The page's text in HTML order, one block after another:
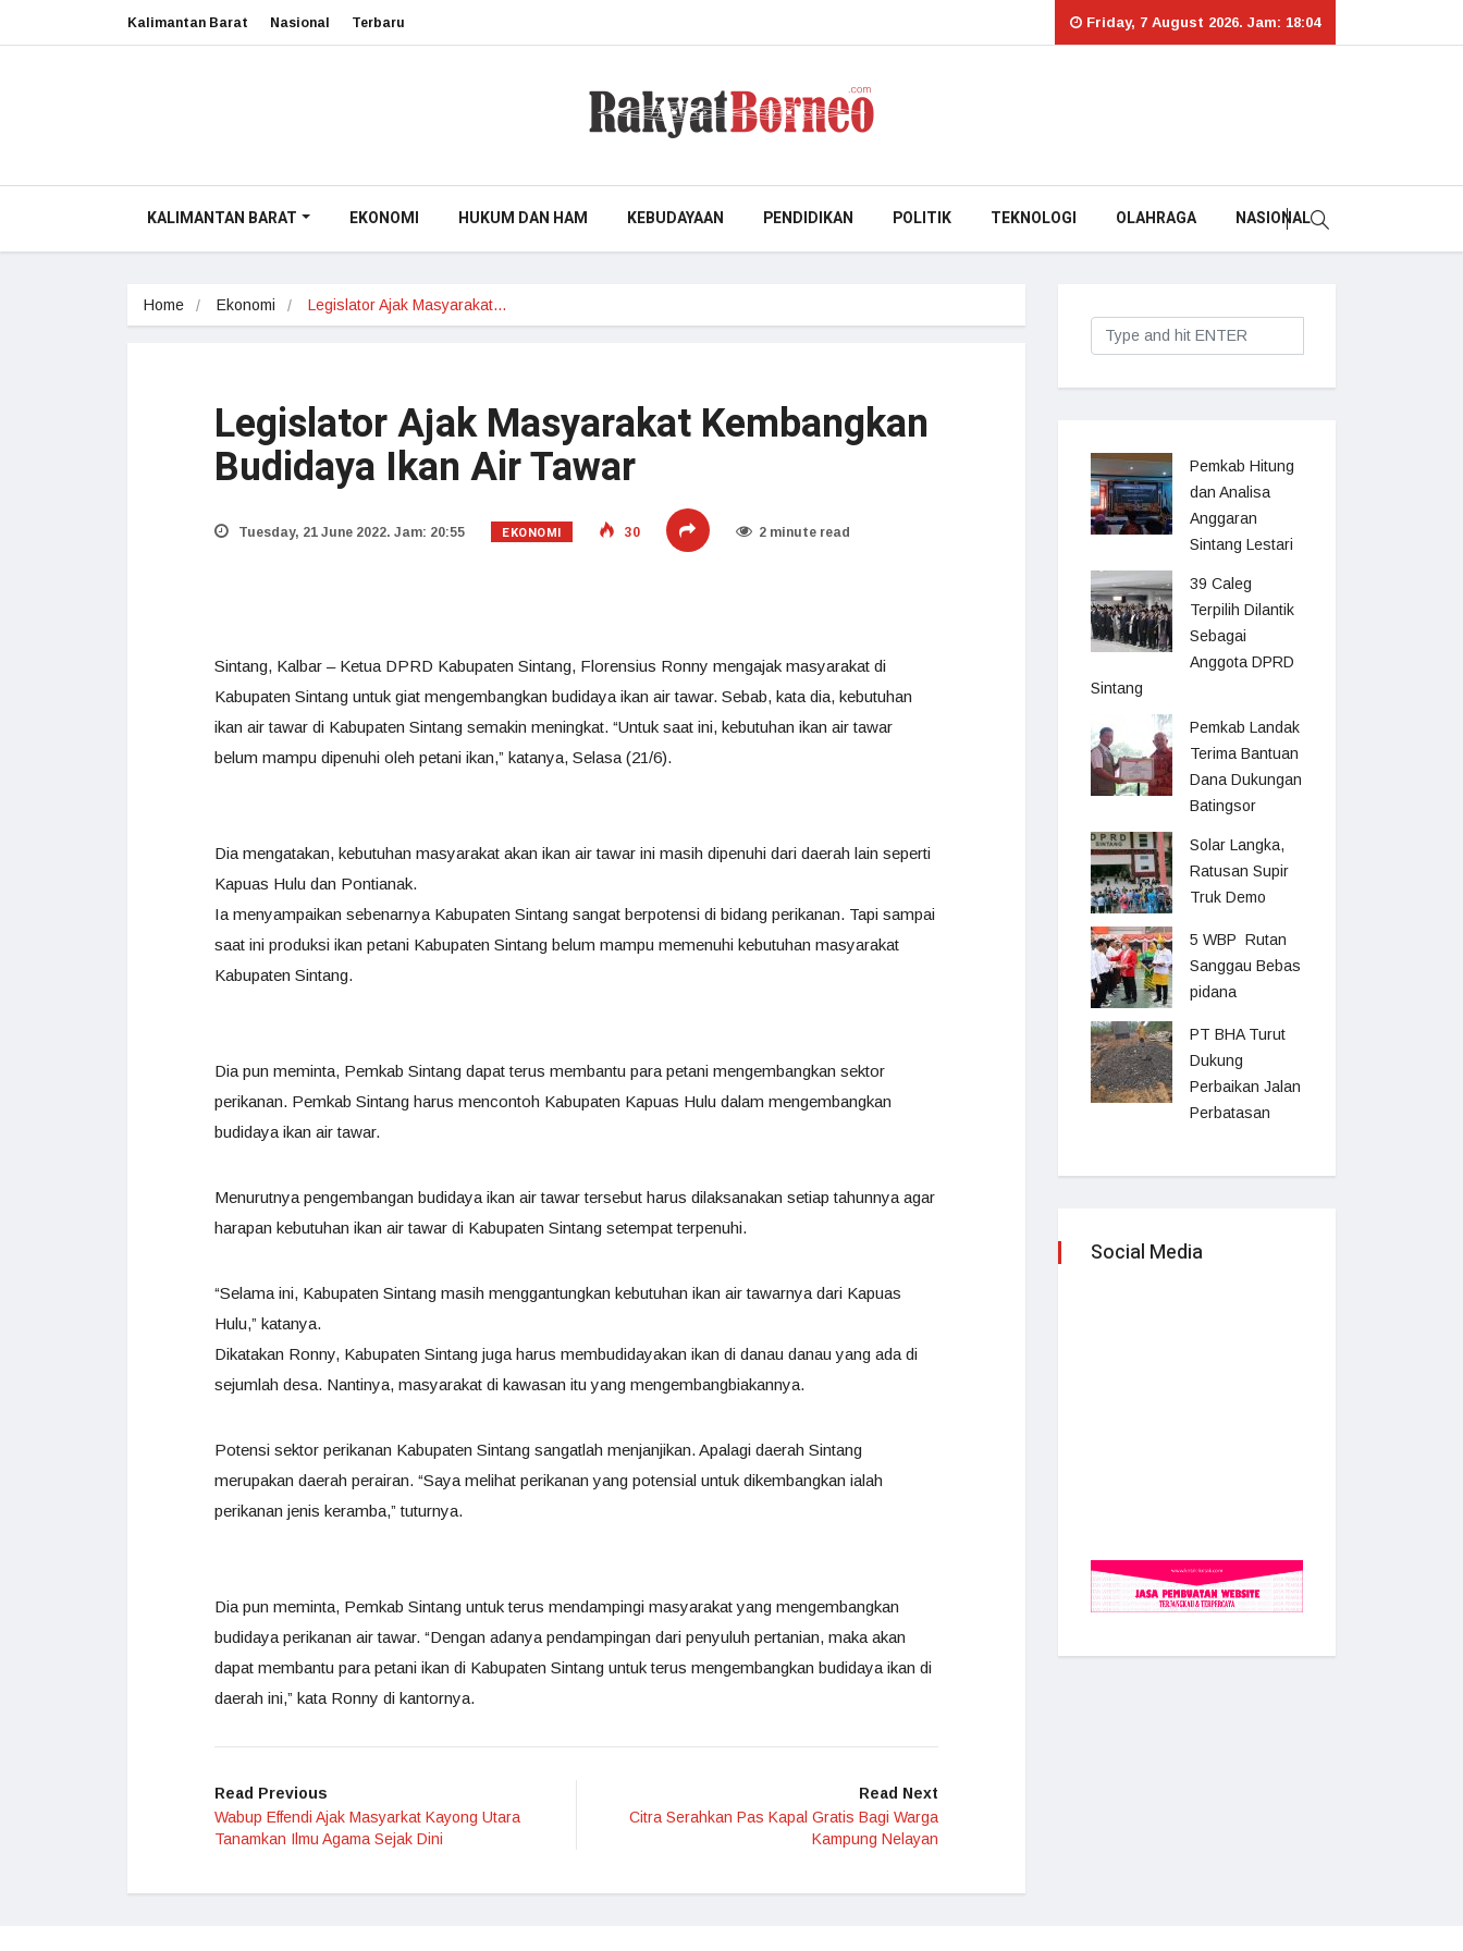
Kalimantan Barat Nasional Terbaru Friday, 7 August 2026. Jam: 18:04
KALIMANTAN BARAT EKONOMI HUKUM DAN HAM KEBUDAYAAN PENDIDIKAN POLITIK TEKNOLOGI OLAHRAGA NASIONAL
Home Ekonomi Legislator Ajak Masyarakat…
Legislator Ajak Masyarakat Kembangkan
Budidaya Ikan Air Tawar
Tuesday, 21 June 2022. Jam: 20:55 EKONOMI 30 2 minute read
Sintang, Kalbar – Ketua DPRD Kabupaten Sintang, Florensius Ronny mengajak masyarakat di
Kabupaten Sintang untuk giat mengembangkan budidaya ikan air tawar. Sebab, kata dia, kebutuhan
ikan air tawar di Kabupaten Sintang semakin meningkat. “Untuk saat ini, kebutuhan ikan air tawar
belum mampu dipenuhi oleh petani ikan,” katanya, Selasa (21/6).
Dia mengatakan, kebutuhan masyarakat akan ikan air tawar ini masih dipenuhi dari daerah lain seperti
Kapuas Hulu dan Pontianak.
Ia menyampaikan sebenarnya Kabupaten Sintang sangat berpotensi di bidang perikanan. Tapi sampai
saat ini produksi ikan petani Kabupaten Sintang belum mampu memenuhi kebutuhan masyarakat
Kabupaten Sintang.
Dia pun meminta, Pemkab Sintang dapat terus membantu para petani mengembangkan sektor
perikanan. Pemkab Sintang harus mencontoh Kabupaten Kapuas Hulu dalam mengembangkan
budidaya ikan air tawar.
Menurutnya pengembangan budidaya ikan air tawar tersebut harus dilaksanakan setiap tahunnya agar
harapan kebutuhan ikan air tawar di Kabupaten Sintang setempat terpenuhi.
“Selama ini, Kabupaten Sintang masih menggantungkan kebutuhan ikan air tawarnya dari Kapuas
Hulu,” katanya.
Dikatakan Ronny, Kabupaten Sintang juga harus membudidayakan ikan di danau danau yang ada di
sejumlah desa. Nantinya, masyarakat di kawasan itu yang mengembangbiakannya.
Potensi sektor perikanan Kabupaten Sintang sangatlah menjanjikan. Apalagi daerah Sintang
merupakan daerah perairan. “Saya melihat perikanan yang potensial untuk dikembangkan ialah
perikanan jenis keramba,” tuturnya.
Dia pun meminta, Pemkab Sintang untuk terus mendampingi masyarakat yang mengembangkan
budidaya perikanan air tawar. “Dengan adanya pendampingan dari penyuluh pertanian, maka akan
dapat membantu para petani ikan di Kabupaten Sintang untuk terus mengembangkan budidaya ikan di
daerah ini,” kata Ronny di kantornya.
Read Previous
Wabup Effendi Ajak Masyarkat Kayong Utara
Tanamkan Ilmu Agama Sejak Dini
Read Next
Citra Serahkan Pas Kapal Gratis Bagi Warga
Kampung Nelayan
Pemkab Hitung
dan Analisa
Anggaran
Sintang Lestari
39 Caleg
Terpilih Dilantik
Sebagai
Anggota DPRD
Sintang
Pemkab Landak
Terima Bantuan
Dana Dukungan
Batingsor
Solar Langka,
Ratusan Supir
Truk Demo
5 WBP Rutan
Sanggau Bebas
pidana
PT BHA Turut
Dukung
Perbaikan Jalan
Perbatasan
Social Media